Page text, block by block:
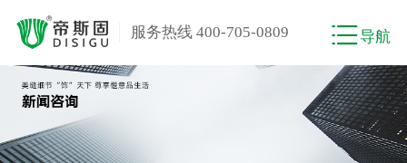
服务热线 400-705-0809 导航